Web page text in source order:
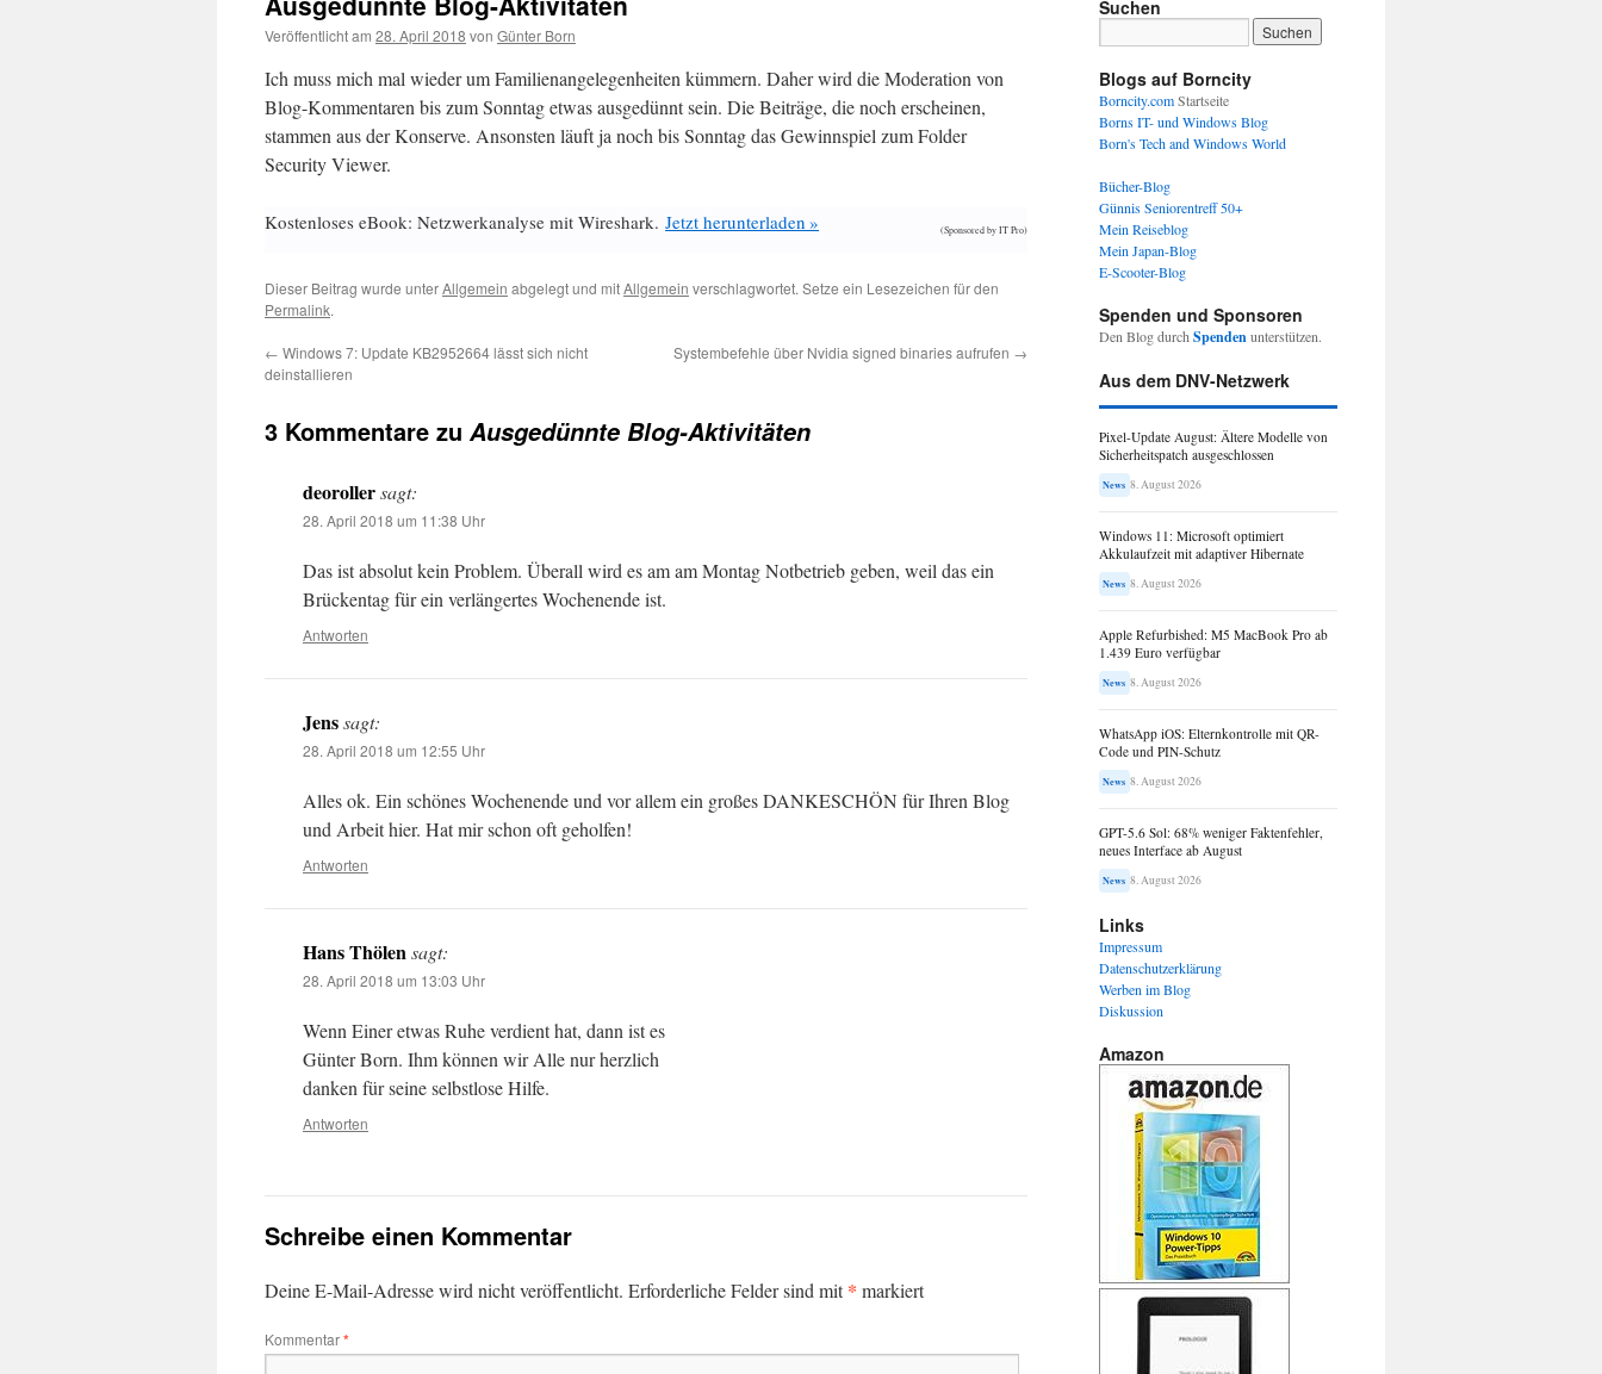
Veröffentlicht am 28. April 2018 von Günter Born
Ich muss mich mal wieder um Familienangelegenheiten kümmern. Daher wird die Moderation von
Blog-Kommentaren bis zum Sonntag etwas ausgedünnt sein. Die Beiträge, die noch erscheinen,
stammen aus der Konserve. Ansonsten läuft ja noch bis Sonntag das Gewinnspiel zum Folder
Security Viewer.
Kostenloses eBook: Netzwerkanalyse mit Wireshark. Jetzt herunterladen » (Sponsored by IT Pro)
Dieser Beitrag wurde unterAllgemein abgelegt und mitAllgemein verschlagwortet. Setze ein Lesezeichen für den
Permalink.
← Windows 7: Update KB2952664 lässt sich nicht
deinstallieren
Systembefehle über Nvidia signed binaries aufrufen →
3 Kommentare zu Ausgedünnte Blog-Aktivitäten
deorollersagt:
28. April 2018 um 11:38 Uhr
Das ist absolut kein Problem. Überall wird es am am Montag Notbetrieb geben, weil das ein
Brückentag für ein verlängertes Wochenende ist.
Antworten
Jenssagt:
28. April 2018 um 12:55 Uhr
Alles ok. Ein schönes Wochenende und vor allem ein großes DANKESCHÖN für Ihren Blog
und Arbeit hier. Hat mir schon oft geholfen!
Antworten
Hans Thölensagt:
28. April 2018 um 13:03 Uhr
Wenn Einer etwas Ruhe verdient hat, dann ist es
Günter Born. Ihm können wir Alle nur herzlich
danken für seine selbstlose Hilfe.
Antworten
Schreibe einen Kommentar
Deine E-Mail-Adresse wird nicht veröffentlicht. Erforderliche Felder sind mit* markiert
Kommentar*
Suchen
Blogs auf Borncity
Borncity.comStartseite
Borns IT- und Windows Blog
Born's Tech and Windows World
Bücher-Blog
Günnis Seniorentreff 50+
Mein Reiseblog
Mein Japan-Blog
E-Scooter-Blog
Spenden und Sponsoren
Den Blog durch Spendenunterstützen.
Aus dem DNV-Netzwerk
Pixel-Update August: Ältere Modelle von
Sicherheitspatch ausgeschlossen
News 8. August 2026
Windows 11: Microsoft optimiert
Akkulaufzeit mit adaptiver Hibernate
News 8. August 2026
Apple Refurbished: M5 MacBook Pro ab
1.439 Euro verfügbar
News 8. August 2026
WhatsApp iOS: Elternkontrolle mit QR-
Code und PIN-Schutz
News 8. August 2026
GPT-5.6 Sol: 68% weniger Faktenfehler,
neues Interface ab August
News 8. August 2026
Links
Impressum
Datenschutzerklärung
Werben im Blog
Diskussion
Amazon